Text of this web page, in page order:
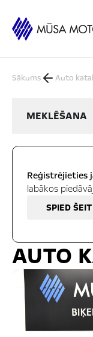
Sākums Auto
MEKLĒŠANA
Reģistrējieties
labākos
SPIED ŠEIT
AUTO